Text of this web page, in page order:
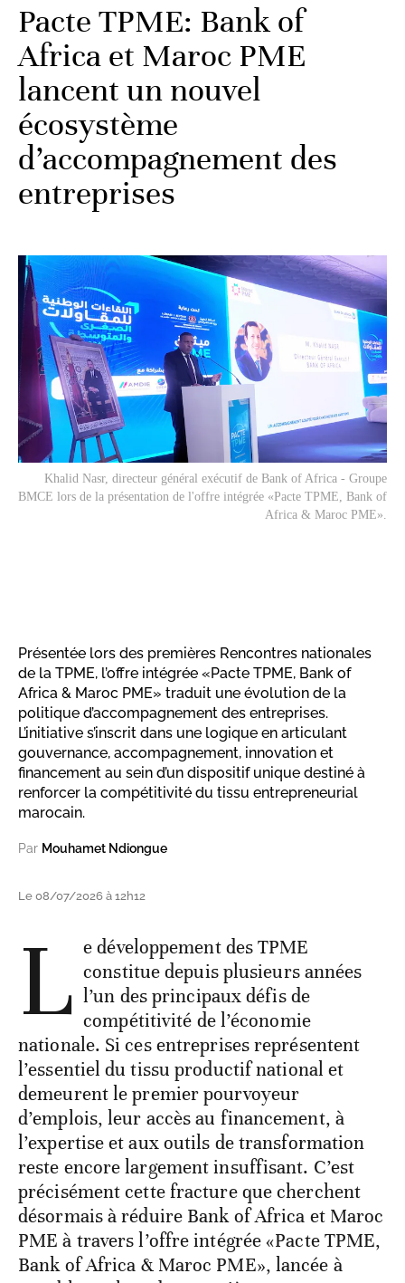
Pacte TPME: Bank of
Africa et Maroc PME
lancent un nouvel
écosystème
d’accompagnement des
entreprises
Khalid Nasr, directeur général exécutif de Bank of Africa - Groupe
BMCE lors de la présentation de l'offre intégrée «Pacte TPME, Bank of
Africa & Maroc PME».
Présentée lors des premières Rencontres nationales
de la TPME, l’offre intégrée «Pacte TPME, Bank of
Africa & Maroc PME» traduit une évolution de la
politique d’accompagnement des entreprises.
L’initiative s’inscrit dans une logique en articulant
gouvernance, accompagnement, innovation et
financement au sein d’un dispositif unique destiné à
renforcer la compétitivité du tissu entrepreneurial
marocain.
Par Mouhamet Ndiongue
Le 08/07/2026 à 12h12
L e développement des TPME
constitue depuis plusieurs années
l’un des principaux défis de
compétitivité de l’économie
nationale. Si ces entreprises représentent
l’essentiel du tissu productif national et
demeurent le premier pourvoyeur
d’emplois, leur accès au financement, à
l’expertise et aux outils de transformation
reste encore largement insuffisant. C’est
précisément cette fracture que cherchent
désormais à réduire Bank of Africa et Maroc
PME à travers l’offre intégrée «Pacte TPME,
Bank of Africa & Maroc PME», lancée à